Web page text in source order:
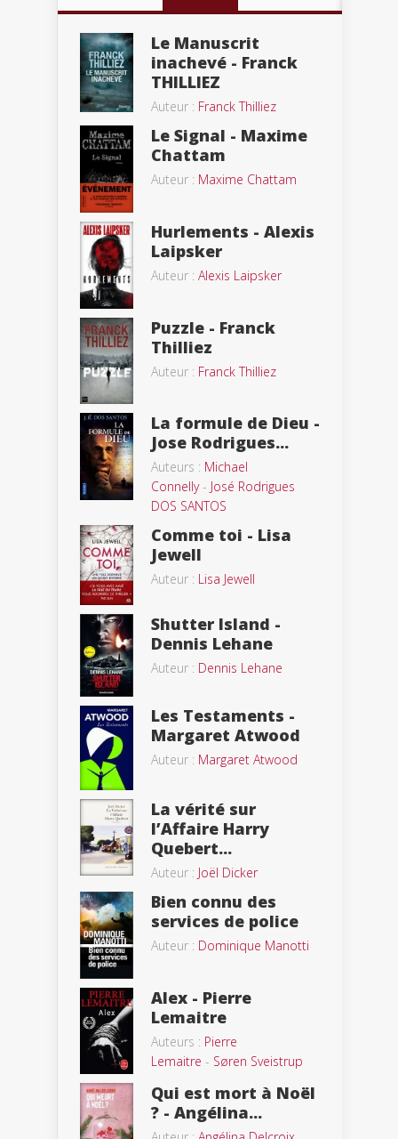
Le Manuscrit
inachevé - Franck
THILLIEZ
Auteur : Franck Thilliez
Le Signal - Maxime
Chattam
Auteur : Maxime Chattam
Hurlements - Alexis
Laipsker
Auteur : Alexis Laipsker
Puzzle - Franck
Thilliez
Auteur : Franck Thilliez
La formule de Dieu -
Jose Rodrigues...
Auteurs : Michael
Connelly- José Rodrigues
DOS SANTOS
Comme toi - Lisa
Jewell
Auteur : Lisa Jewell
Shutter Island -
Dennis Lehane
Auteur : Dennis Lehane
Les Testaments -
Margaret Atwood
Auteur : Margaret Atwood
La vérité sur
l’Affaire Harry
Quebert...
Auteur : Joël Dicker
Bien connu des
services de police
Auteur : Dominique Manotti
Alex - Pierre
Lemaitre
Auteurs : Pierre
Lemaitre - Søren Sveistrup
Qui est mort à Noël
? - Angélina...